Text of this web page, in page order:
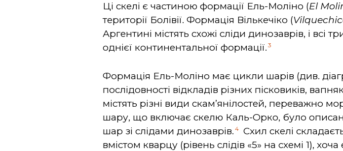
Ці скелі є частиною формації Ель-Моліно (El
території Болівії. Формація Вількечіко (
Аргентині містять схожі сліди динозаврів, і
однієї континентальної формації. 3
Формація Ель-Моліно має цикли шарів (див.
послідовності відкладів різних пісковиків,
містять різні види скам’янілостей, переважно
шару, що включає скелю Каль-Орко, було
шар зі слідами динозаврів. 4 Схил скелі
вмістом кварцу (рівень слідів «5» на схемі 1),